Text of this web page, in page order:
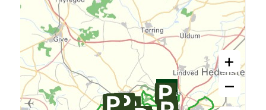
+
–